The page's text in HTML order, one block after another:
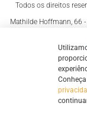
Todos os direitos
Mathilde Hoffmann, 66